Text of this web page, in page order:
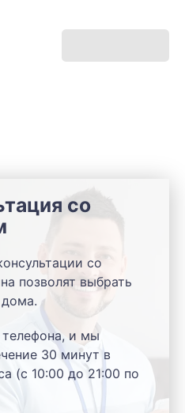
со
со
позволят выбрать
и мы
30 минут в
(с 10:00 до 21:00 по